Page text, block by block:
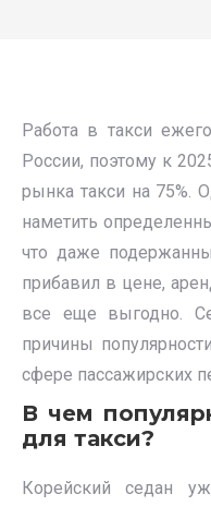
Работа в такси
России, поэтому к
рынка такси на 75%.
наметить
что даже
прибавил в цене,
все еще выгодно.
причины
сфере пассажирских
В чем
для такси?
Корейский седан